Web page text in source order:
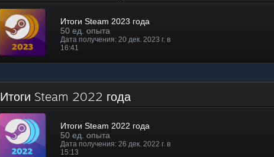
Итоги Steam 2023 года
50 ед. опыта
Дата получения: 20 дек. 2023 г. в
16:41
Итоги Steam 2022 года
Итоги Steam 2022 года
50 ед. опыта
Дата получения: 26 дек. 2022 г. в
15:13